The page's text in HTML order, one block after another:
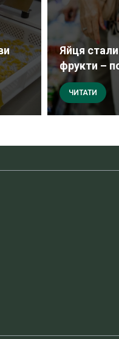
Яйця
фрукти –
ЧИТАТИ